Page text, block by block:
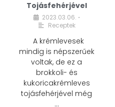
Tojásfehérjével
2023.03.06. •
Receptek
A krémlevesek
mindig is népszerűek
voltak, de ez a
brokkoli- és
kukoricakrémleves
tojásfehérjével még
…